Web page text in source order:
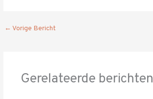
← Vorige Bericht
Gerelateerde berichten